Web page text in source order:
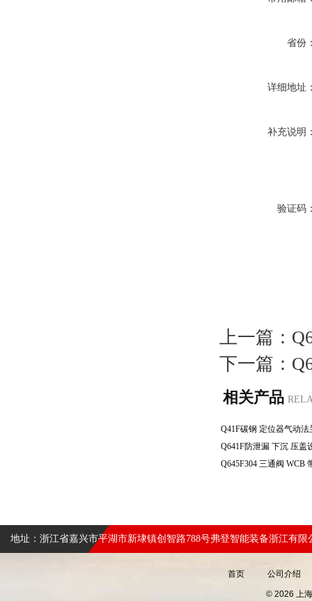
省份
详细地址
补充说明
验证码
上一篇：
下一篇：
相关产品
地址：浙江省嘉兴市平湖市新埭镇创智路788号弗登智能装备浙江有限
首页 公司介绍
© 2026 上